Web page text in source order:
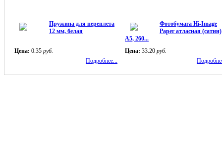
Пружина для переплета
12 мм, белая
Цена: 0.35 руб.
Подробнее...
Фотобумага Hi-Image
Paper атласная (сатин)
A5, 260...
Цена: 33.20 руб.